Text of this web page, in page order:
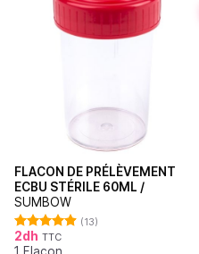
FLACON DE PRÉLÈVEMENT
ECBU STÉRILE 60ML /
SUMBOW
Note4.92
sur 5
(13)
2dh TTC
1 Flacon